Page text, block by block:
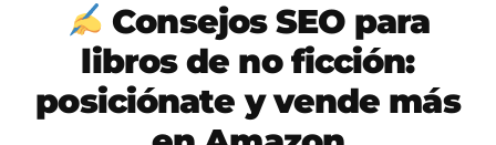
Consejos SEO para
libros de no ficción:
posiciónate y vende más